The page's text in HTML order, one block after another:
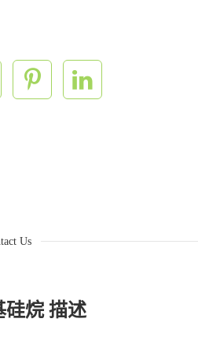
Us
硅烷 描述